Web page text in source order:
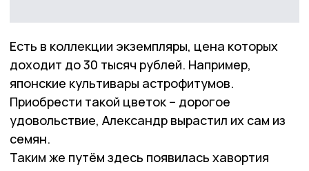
Есть в коллекции экземпляры, цена которых
доходит до 30 тысяч рублей. Например,
японские культивары астрофитумов.
Приобрести такой цветок – дорогое
удовольствие, Александр вырастил их сам из
семян.
Таким же путём здесь появилась хавортия